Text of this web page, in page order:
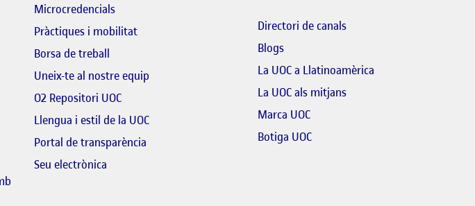
Microcredencials
Pràctiques i mobilitat
Borsa de treball
Uneix-te al nostre equip El link s'obre en finestra nova
O2 Repositori UOCEl link s'obre en finestra nova
Llengua i estil de la UOC
Portal de transparència El link s'obre en finestra nova
Seu electrònica
Directori de canals
Blogs
La UOC a Llatinoamèrica
La UOC als mitjansEl link s'obre en finestra
Marca UOC
Botiga UOCEl link s'obre en finestra nova